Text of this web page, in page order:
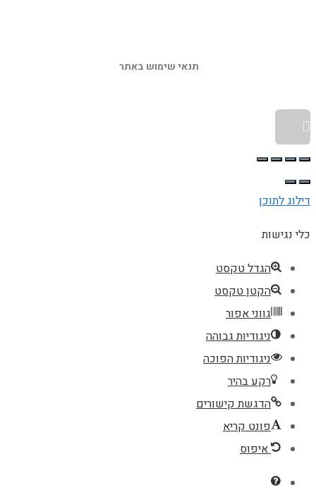
תנאי שימוש באתר
דילוג לתוכן
כלי נגישות
הגדל טקסט
הקטן טקסט
גווני אפור
ניגודיות גבוהה
ניגודיות הפוכה
רקע בהיר
הדגשת קישורים
פונט קריא
איפוס